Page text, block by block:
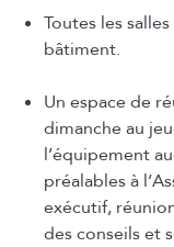
Toutes les
bâtiment.
Un espace de
dimanche au
l’équipement
préalables à
exécutif,
des conseils et